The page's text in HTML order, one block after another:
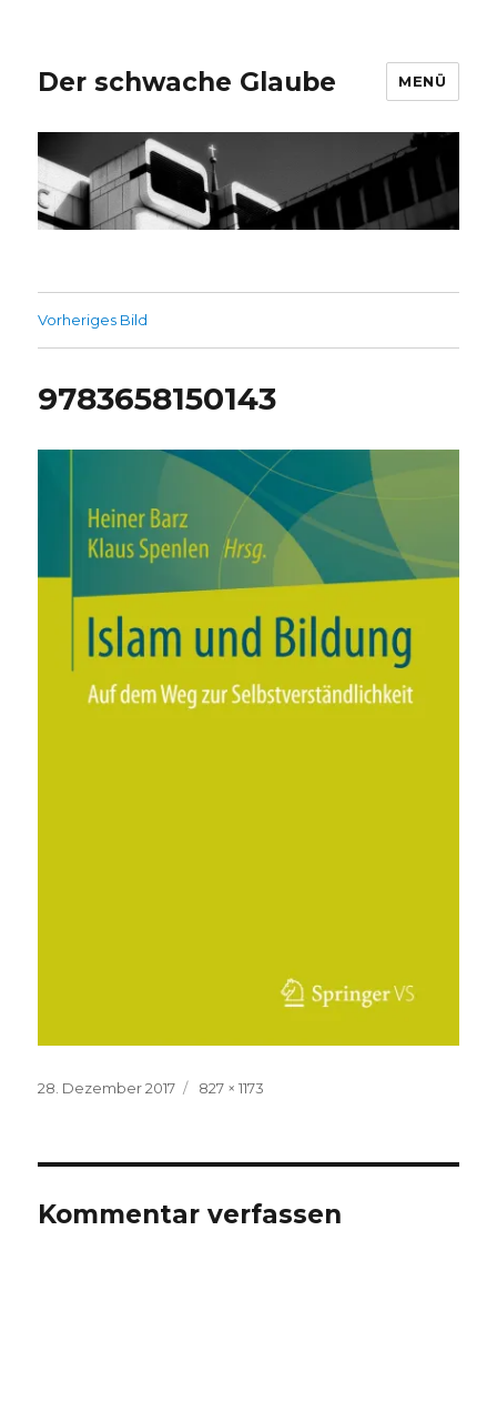
Der schwache Glaube MENÜ
Vorheriges Bild
9783658150143
Veröffentlicht
28. Dezember 2017
Volle
827 × 1173
Kommentar verfassen